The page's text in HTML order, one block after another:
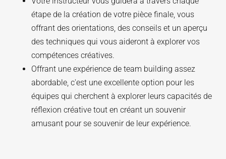
étape de la création de votre pièce finale, vous
offrant des orientations, des conseils et un aperçu
des techniques qui vous aideront à explorer vos
compétences créatives.
Offrant une expérience de team building assez
abordable, c'est une excellente option pour les
équipes qui cherchent à explorer leurs capacités de
réflexion créative tout en créant un souvenir
amusant pour se souvenir de leur expérience.